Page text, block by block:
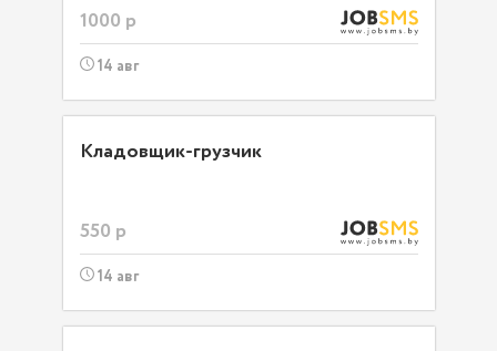
1000 р
14 авг
Кладовщик-грузчик
550 р
14 авг